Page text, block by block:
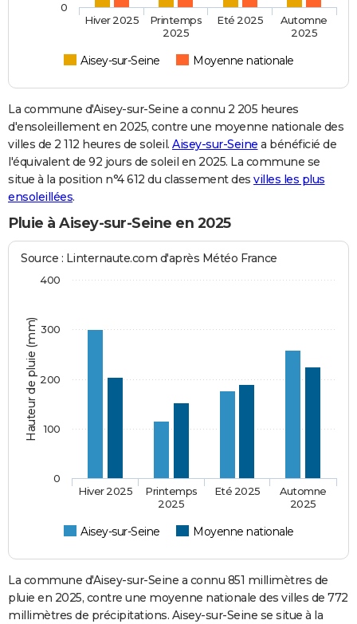
Aisey-sur-Seine Moyenne nationale
Hiver 2025
Printemps
2025
Eté 2025
Automne
2025
0
La commune d'Aisey-sur-Seine a connu 2 205 heures
d'ensoleillement en 2025, contre une moyenne nationale des
villes de 2 112 heures de soleil. Aisey-sur-Seine a bénéficié de
l'équivalent de 92 jours de soleil en 2025. La commune se
situe à la position n°4 612 du classement des villes les plus
ensoleillées.
Pluie à Aisey-sur-Seine en 2025
Hauteur de pluie (mm)
Source : Linternaute.com d'après Météo France
Aisey-sur-Seine Moyenne nationale
Hiver 2025
Printemps
2025
Eté 2025
Automne
2025
0
100
200
300
400
La commune d'Aisey-sur-Seine a connu 851 millimètres de
pluie en 2025, contre une moyenne nationale des villes de 772
millimètres de précipitations. Aisey-sur-Seine se situe à la